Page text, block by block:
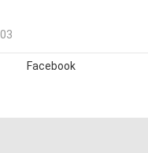
Facebook